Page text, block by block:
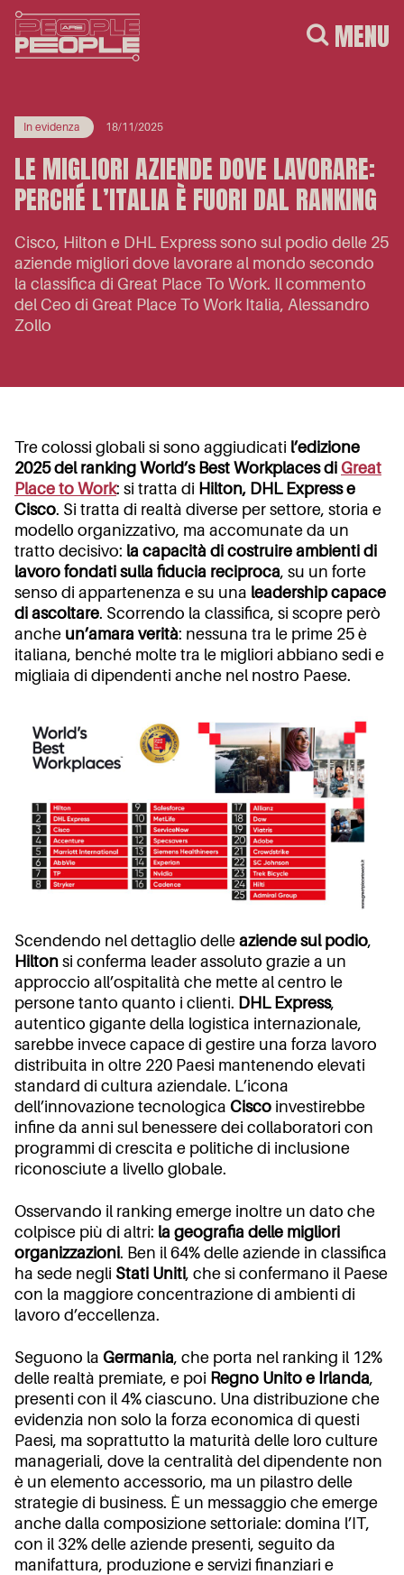
MENU
In evidenza 18/11/2025
LE MIGLIORI AZIENDE DOVE LAVORARE:
PERCHÉ L’ITALIA È FUORI DAL RANKING
Cisco, Hilton e DHL Express sono sul podio delle 25
aziende migliori dove lavorare al mondo secondo
la classifica di Great Place To Work. Il commento
del Ceo di Great Place To Work Italia, Alessandro
Zollo
Tre colossi globali si sono aggiudicati l’edizione
2025 del ranking World’s Best Workplaces di Great
Place to Work: si tratta di Hilton, DHL Express e
Cisco. Si tratta di realtà diverse per settore, storia e
modello organizzativo, ma accomunate da un
tratto decisivo: la capacità di costruire ambienti di
lavoro fondati sulla fiducia reciproca, su un forte
senso di appartenenza e su una leadership capace
di ascoltare. Scorrendo la classifica, si scopre però
anche un’amara verità: nessuna tra le prime 25 è
italiana, benché molte tra le migliori abbiano sedi e
migliaia di dipendenti anche nel nostro Paese.
Scendendo nel dettaglio delle aziende sul podio,
Hilton si conferma leader assoluto grazie a un
approccio all’ospitalità che mette al centro le
persone tanto quanto i clienti. DHL Express,
autentico gigante della logistica internazionale,
sarebbe invece capace di gestire una forza lavoro
distribuita in oltre 220 Paesi mantenendo elevati
standard di cultura aziendale. L’icona
dell’innovazione tecnologica Cisco investirebbe
infine da anni sul benessere dei collaboratori con
programmi di crescita e politiche di inclusione
riconosciute a livello globale.
Osservando il ranking emerge inoltre un dato che
colpisce più di altri: la geografia delle migliori
organizzazioni. Ben il 64% delle aziende in classifica
ha sede negli Stati Uniti, che si confermano il Paese
con la maggiore concentrazione di ambienti di
lavoro d’eccellenza.
Seguono la Germania, che porta nel ranking il 12%
delle realtà premiate, e poi Regno Unito e Irlanda,
presenti con il 4% ciascuno. Una distribuzione che
evidenzia non solo la forza economica di questi
Paesi, ma soprattutto la maturità delle loro culture
manageriali, dove la centralità del dipendente non
è un elemento accessorio, ma un pilastro delle
strategie di business. È un messaggio che emerge
anche dalla composizione settoriale: domina l’IT,
con il 32% delle aziende presenti, seguito da
manifattura, produzione e servizi finanziari e